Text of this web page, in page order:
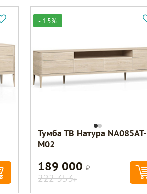
- 15%
Тумба ТВ Натура NA085AT-
M02
189 000Р
222 353Р